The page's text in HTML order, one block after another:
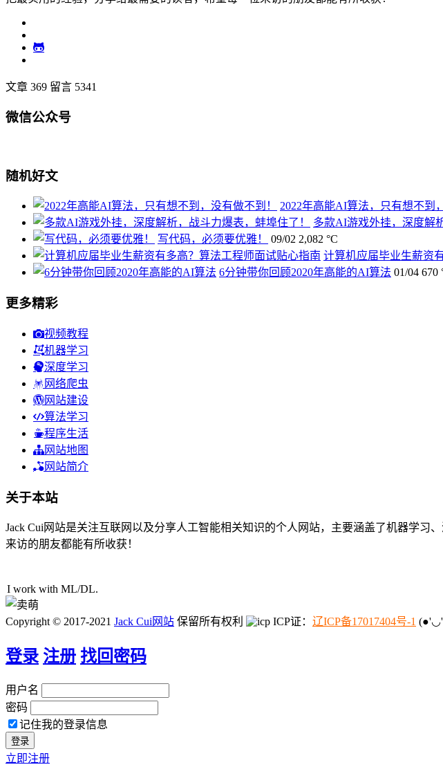
文章 369 留言 5341
微信公众号
随机好文
2022年高能AI算法，只有想不到
多款AI游戏外挂，深度解
写代码，必须要优雅！
09/02 2,082 °C
计算机应届毕业生薪资
6分钟带你回顾2020年高能的AI算法 01/04 670
更多精彩
视频教程
机器学习
深度学习
网络爬虫
网站建设
算法学习
程序生活
网站地图
网站简介
关于本站
Jack Cui网站是关注互联网以及分享人工智能相关知识的个人网站，主要涵盖了机器学
来访的朋友都能有所收获！
I work with ML/jw%
Copyright © 2017-2021 Jack Cui网站 保留所有权利 ICP证： 辽ICP备17017404号-1
登录 注册 找回密码
用户名
密码
记住我的登录信息
立即注册